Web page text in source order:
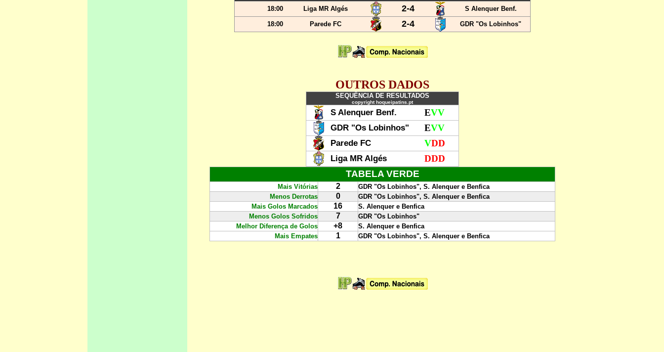
18:00 Liga MR Algés 2-4 S Alenquer Benf.
18:00 Parede FC 2-4 GDR "Os Lobinhos"
OUTROS DADOS
SEQUÊNCIA DE RESULTADOS
copyright hoqueipatins.pt
S Alenquer Benf. EVV
GDR "Os Lobinhos" EVV
Parede FC VDD
Liga MR Algés
DDD
TABELA VERDE
Mais Vitórias 2
GDR "Os Lobinhos", S. Alenquer e Benfica
Menos Derrotas
0
GDR "Os Lobinhos", S. Alenquer e Benfica
Mais Golos Marcados
16
S. Alenquer e Benfica
Menos Golos Sofridos
7
GDR "Os Lobinhos"
Melhor Diferença de Golos
+8
S. Alenquer e Benfica
Mais Empates
1 GDR "Os Lobinhos", S. Alenquer e Benfica